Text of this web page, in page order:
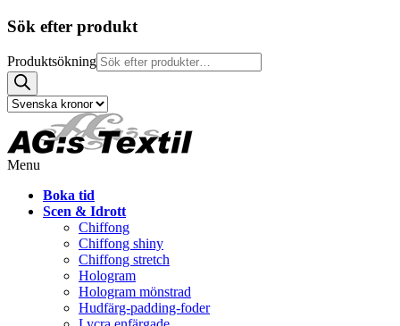
Sök efter produkt
Produktsökning
Menu
Boka tid
Scen & Idrott
Chiffong
Chiffong shiny
Chiffong stretch
Hologram
Hologram mönstrad
Hudfärg-padding-foder